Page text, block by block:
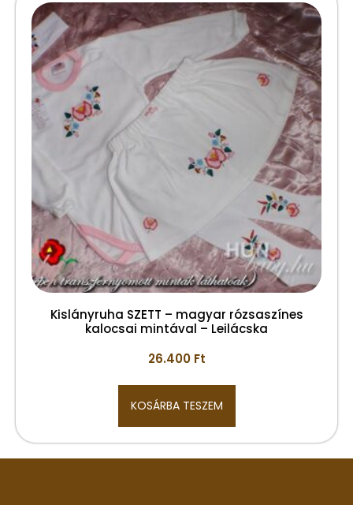
Kislányruha SZETT – magyar rózsaszínes
kalocsai mintával – Leilácska
26.400 Ft
KOSÁRBA TESZEM